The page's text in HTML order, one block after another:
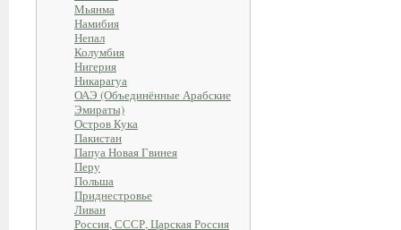
Мьянма
Намибия
Непал
Колумбия
Нигерия
Никарагуа
ОАЭ (Объединённые Арабские
Эмираты)
Остров Кука
Пакистан
Папуа Новая Гвинея
Перу
Польша
Приднестровье
Ливан
Россия, СССР, Царская Россия